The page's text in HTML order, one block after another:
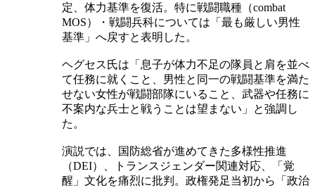
定、体力基準を復活。特に戦闘職種（combat
MOS）・戦闘兵科については「最も厳しい男性
基準」へ戻すと表明した。
ヘグセス氏は「息子が体力不足の隊員と肩を並べ
て任務に就くこと、男性と同一の戦闘基準を満た
せない女性が戦闘部隊にいること、武器や任務に
不案内な兵士と戦うことは望まない」と強調し
た。
演説では、国防総省が進めてきた多様性推進
（DEI）、トランスジェンダー関連対応、「覚
醒」文化を痛烈に批判。政権発足当初から「政治